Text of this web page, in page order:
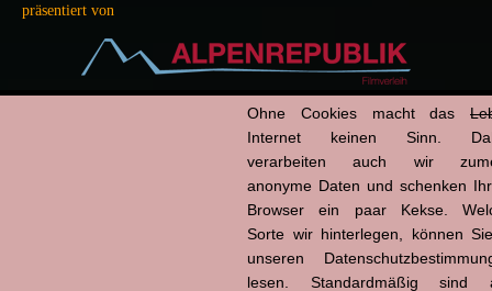
präsentiert von
Hier ansehen:
Kino
Ohne Cookies macht das
Internet keinen Sinn.
verarbeiten auch wir
anonyme Daten und schenken
Browser ein paar Kekse.
Sorte wir hinterlegen, können
unseren
lesen. Standardmäßig sind